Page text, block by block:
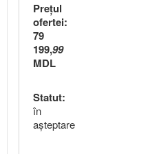
Preţul
ofertei:
79
199,99
MDL
Statut:
în
aşteptare